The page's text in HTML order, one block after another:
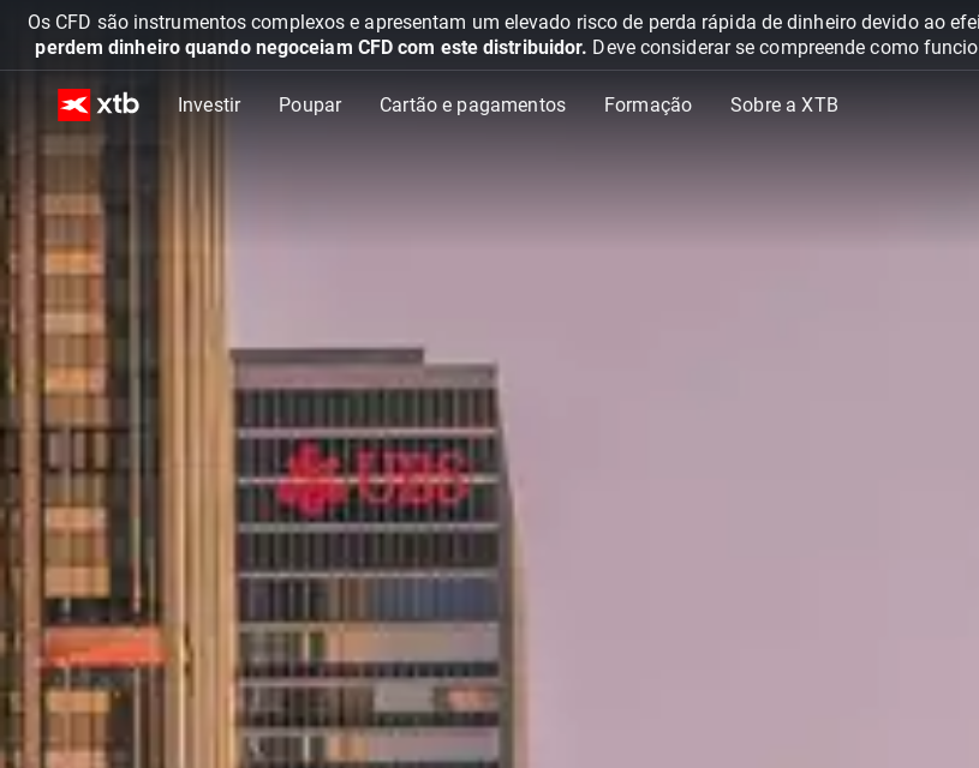
Os CFD são instrumentos complexos e apresentam um elevado risco de perda rápida de dinheiro devido ao
perdem dinheiro quando negoceiam CFD com este distribuidor. Deve considerar se compreende como
Investir Poupar Cartão e pagamentos Formação Sobre a XTB